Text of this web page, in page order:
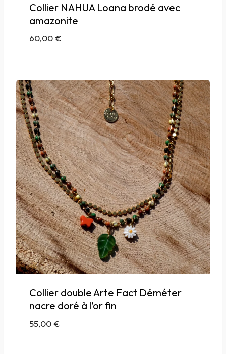
Collier NAHUA Loana brodé avec
amazonite
60,00€
Collier double Arte Fact Déméter
nacre doré à l’or fin
55,00€